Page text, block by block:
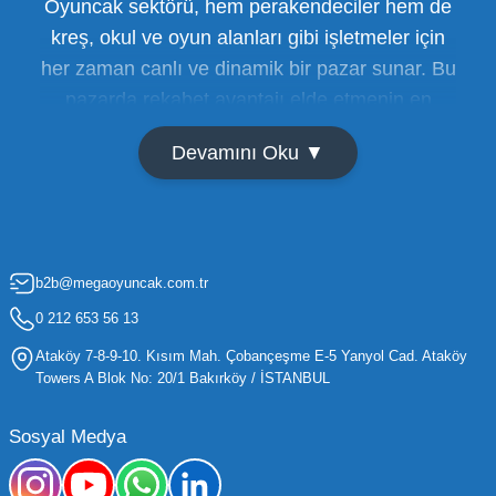
Oyuncak sektörü, hem perakendeciler hem de
kreş, okul ve oyun alanları gibi işletmeler için
her zaman canlı ve dinamik bir pazar sunar. Bu
pazarda rekabet avantajı elde etmenin en
temel yolu ise doğru tedarikçiyi bulmaktan
geçer. Toptan oyuncak satışı süreçlerinde
hızla değişen trendlere sahip olduğu için,
işletmelerin stoklarını güncel tutması ve her
yaş grubuna hitap eden ürünleri bünyesinde
barındırması gerekir.
Mega Oyuncak olarak sunduğumuz geniş ürün
yelpazesiyle, işletmenizin ihtiyacı olan tüm
kategorilerde profesyonel çözümler üretiyoruz.
Devamını Oku ▼
b2b@megaoyuncak.com.tr
0 212 653 56 13
Ataköy 7-8-9-10. Kısım Mah. Çobançeşme E-5 Yanyol Cad. Ataköy
Towers A Blok No: 20/1 Bakırköy / İSTANBUL
Sosyal Medya